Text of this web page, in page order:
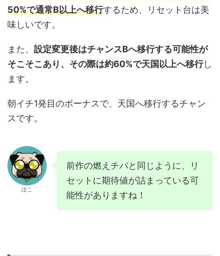
50%で通常B以上へ移行するため、リセット台は美
味しいです。
また、 設定変更後はチャンスBへ移行する可能性が
そこそこあり、その際は約60%で天国以上へ移行し
ます。
朝イチ1発目のボーナスで、天国へ移行するチャン
スです。
ぽこ
前作の燃えチバと同じように、リ
セットに期待値が詰まっている可
能性がありますね！